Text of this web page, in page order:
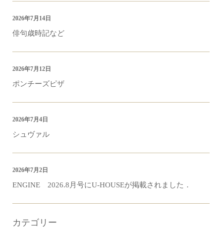
俳句歳時記など
2026年7月14日
ポンチーズピザ
2026年7月12日
シュヴァル
2026年7月4日
ENGINE 2026.8月号にU-HOUSEが掲載されました．
2026年7月2日
カテゴリー